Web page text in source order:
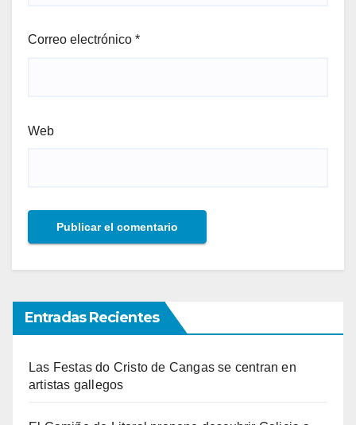
Correo electrónico *
Web
Entradas Recientes
Las Festas do Cristo de Cangas se centran en
artistas gallegos